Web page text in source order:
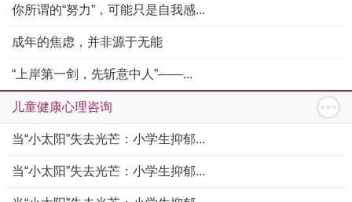
你所谓的“努力”，可能只是自我感...
成年的焦虑，并非源于无能
“上岸第一剑，先斩意中人”——...
儿童健康心理咨询
当“小太阳”失去光芒：小学生抑郁...
当“小太阳”失去光芒：小学生抑郁...